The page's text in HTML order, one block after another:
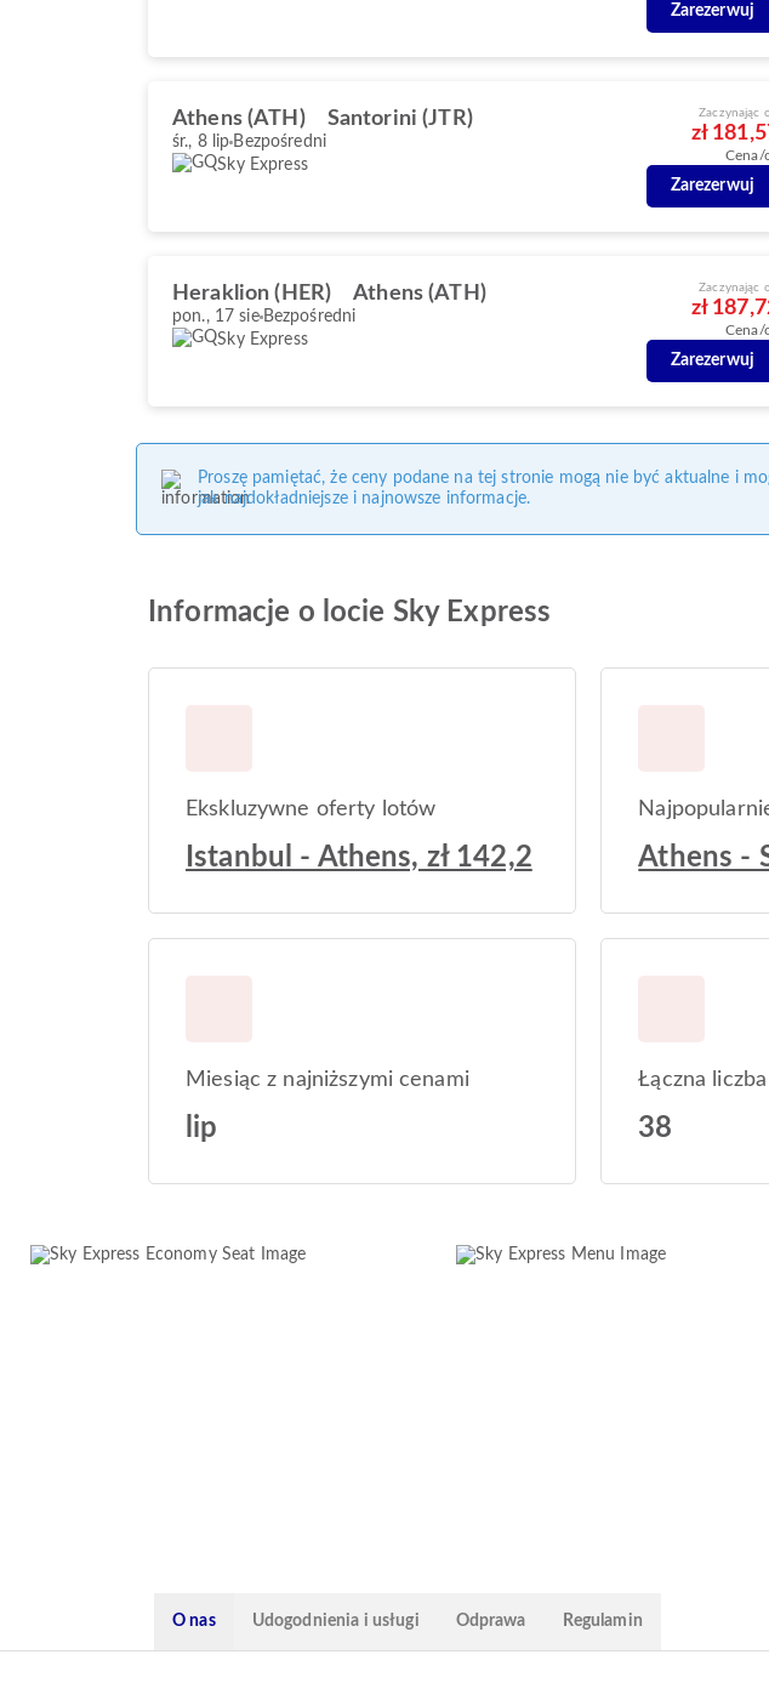
Zarezerwuj
Athens (ATH) Santorini (JTR)
śr., 8 lip Bezpośredni
Sky Express
Zaczynając
zł
Cena/
Zarezerwuj
Heraklion (HER) Athens (ATH)
pon., 17 sie Bezpośredni
Sky Express
Zaczynając
zł
Cena/
Zarezerwuj
Proszę pamiętać, że ceny podane na tej stronie mogą nie być aktualne i
jak najdokładniejsze i najnowsze informacje.
Informacje o locie Sky Express
Ekskluzywne oferty lotów
Istanbul - Athens, zł 142,2 Athens -
Miesiąc z najniższymi cenami
lip
Łączna
38
O nas Udogodnienia i usługi Odprawa Regulamin